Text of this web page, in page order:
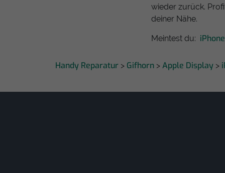
wieder zurück.
deiner Nähe.
Meintest du:
Handy Reparatur > Gifhorn > Apple Display >